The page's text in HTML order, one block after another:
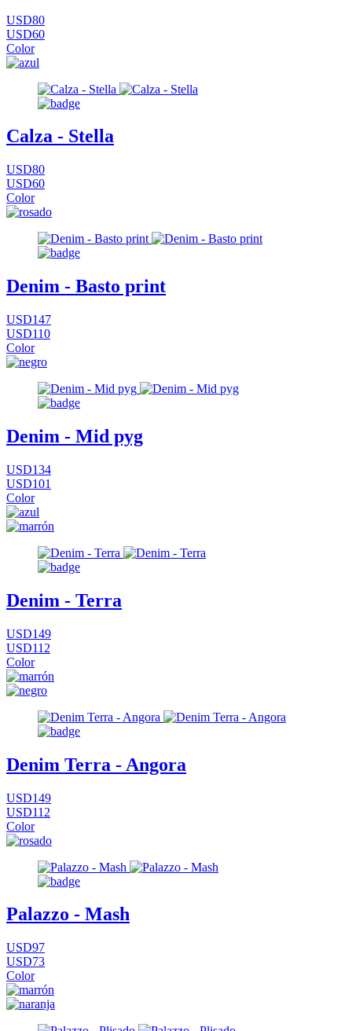
USD80
USD60
Color
Calza - Stella
USD80
USD60
Color
Denim - Basto print
USD147
USD110
Color
Denim - Mid pyg
USD134
USD101
Color
Denim - Terra
USD149
USD112
Color
Denim Terra - Angora
USD149
USD112
Color
Palazzo - Mash
USD97
USD73
Color